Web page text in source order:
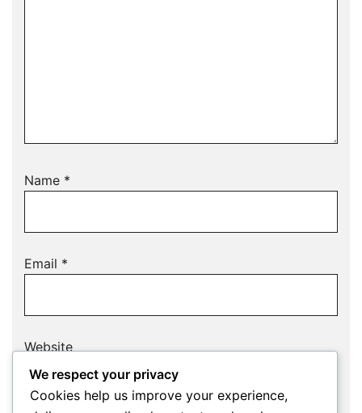
Name *
Email *
Website
We respect your privacy
Cookies help us improve your experience,